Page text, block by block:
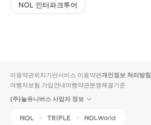
NOL 인터파크투어
입니
다.
순
상
이용약관위치기반서비스 이용약관개인정보 처리방침
여행자보험 가입안내여행약관분쟁해결기준
(주)놀유니버스 사업자 정보
NOL Triple Interpark Global